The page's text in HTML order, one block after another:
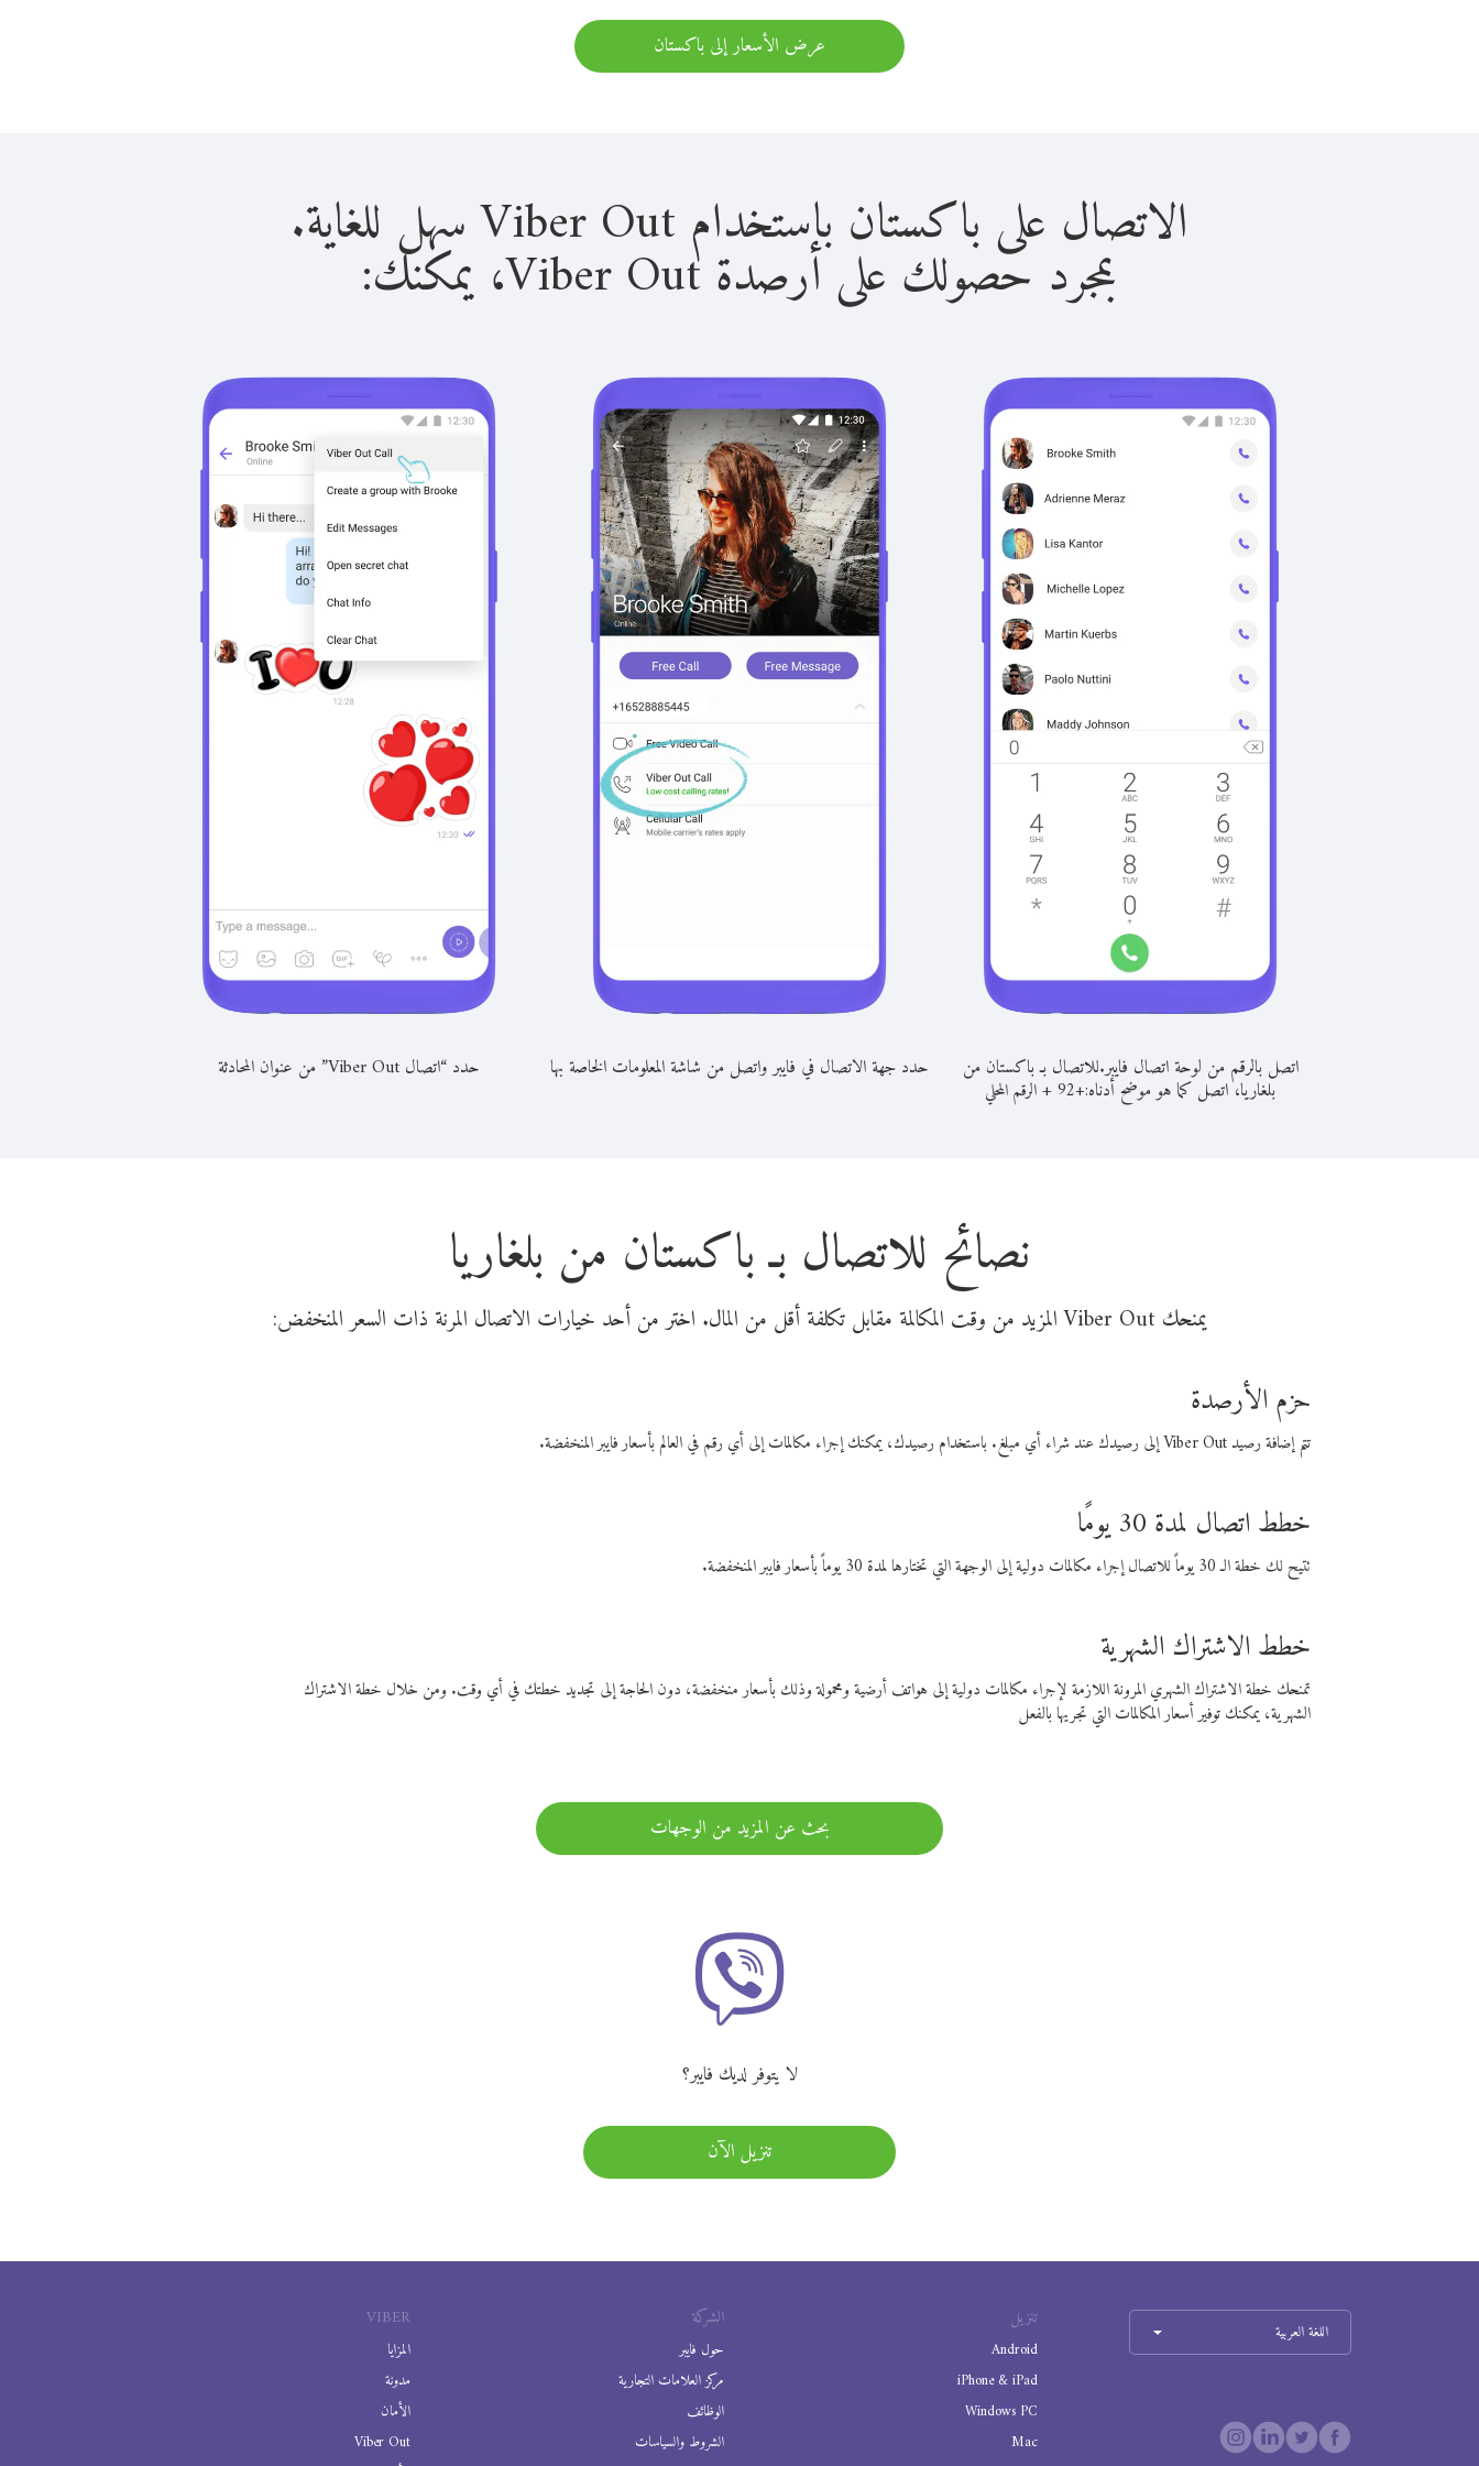
عرض الأسعار إلى باكستان
الاتصال على باكستان باستخدام Viber Out سهل للغاية.
بمجرد حصولك على أرصدة Viber Out، يمكنك:
اتصل بالرقم من لوحة اتصال فايبر.للاتصال بـ باكستان من
بلغاريا، اتصل كما هو موضح أدناه:+
92
+الرقم المحلي
حدد جهة الاتصال في فايبر واتصل من شاشة المعلومات الخاصة بها حدد “اتصال Viber Out” من عنوان المحادثة
نصائح للاتصال بـ باكستان من بلغاريا
يمنحك Viber Out المزيد من وقت المكالمة مقابل تكلفة أقل من المال. اختر من أحد خيارات الاتصال المرنة ذات السعر المنخفض:
حزم الأرصدة
تتم إضافة رصيد Viber Out إلى رصيدك عند شراء أي مبلغ. باستخدام رصيدك، يمكنك إجراء مكالمات إلى أي رقم في العالم بأسعار فايبر المنخفضة.
خطط اتصال لمدة 30 يومًا
تتيح لك خطة الـ 30 يوماً للاتصال إجراء مكالمات دولية إلى الوجهة التي تختارها لمدة 30 يوماً بأسعار فايبر المنخفضة.
خطط الاشتراك الشهرية
تمنحك خطة الاشتراك الشهري المرونة اللازمة لإجراء مكالمات دولية إلى هواتف أرضية ومحمولة وذلك بأسعار منخفضة، دون الحاجة إلى تجديد خطتك في أي وقت. ومن خلال خطة الاشتراك
الشهرية، يمكنك توفير أسعار المكالمات التي تجريها بالفعل
بحث عن المزيد من الوجهات
لا يتوفر لديك فايبر؟
تنزيل الآن
VIBER
المزايا
مدونة
الأمان
Viber Out
الشركة
حول فايبر
مركز العلامات التجارية
الوظائف
الشروط والسياسات
تنزيل
Android
iPhone & iPad
Windows PC
Mac
اللغة العربية